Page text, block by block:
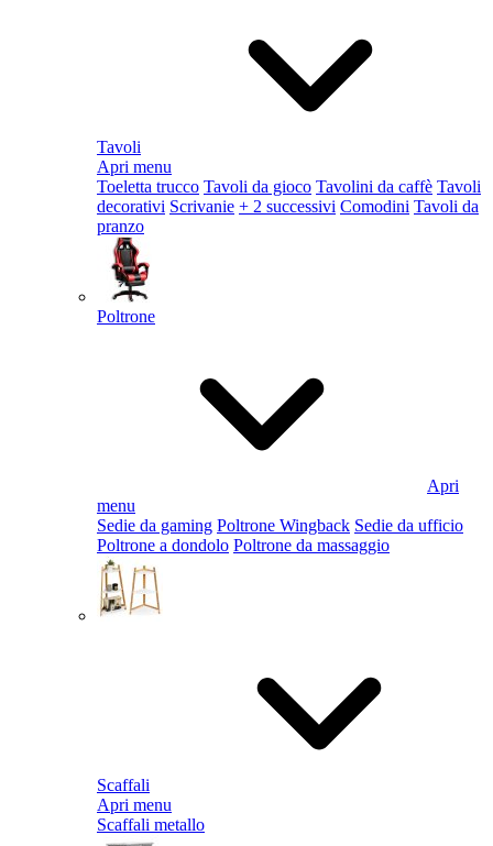
Tavoli
Apri menu
Toeletta trucco Tavoli da gioco Tavolini da caffè Tavoli
decorativi Scrivanie + 2 successivi Comodini Tavoli da
pranzo
Poltrone
Apri
menu
Sedie da gaming Poltrone Wingback Sedie da ufficio
Poltrone a dondolo Poltrone da massaggio
Scaffali
Apri menu
Scaffali metallo